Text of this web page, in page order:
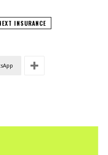
INSURANCE